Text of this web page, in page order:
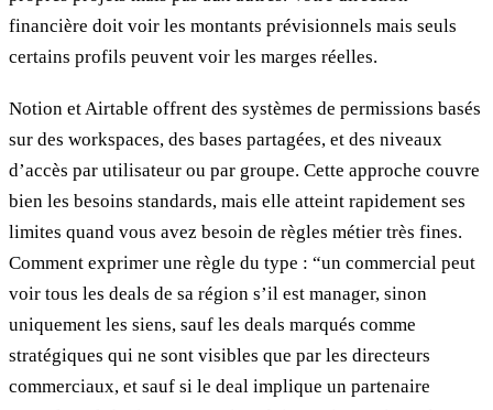
financière doit voir les montants prévisionnels mais seuls
certains profils peuvent voir les marges réelles.
Notion et Airtable offrent des systèmes de permissions basés
sur des workspaces, des bases partagées, et des niveaux
d’accès par utilisateur ou par groupe. Cette approche couvre
bien les besoins standards, mais elle atteint rapidement ses
limites quand vous avez besoin de règles métier très fines.
Comment exprimer une règle du type : “un commercial peut
voir tous les deals de sa région s’il est manager, sinon
uniquement les siens, sauf les deals marqués comme
stratégiques qui ne sont visibles que par les directeurs
commerciaux, et sauf si le deal implique un partenaire